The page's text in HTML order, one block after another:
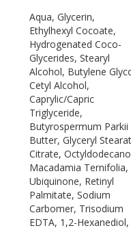
Aqua, Glycerin,
Ethylhexyl Cocoate,
Hydrogenated Coco-
Glycerides, Stearyl
Alcohol, Butylene
Cetyl Alcohol,
Caprylic/Capric
Triglyceride,
Butyrospermum Parkii
Butter, Glyceryl
Citrate,
Macadamia Ternifolia,
Ubiquinone, Retinyl
Palmitate, Sodium
Carbomer, Trisodium
EDTA, 1,2-Hexanediol,